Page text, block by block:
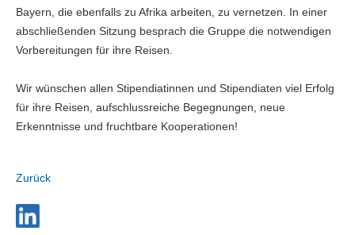
Bayern, die ebenfalls zu Afrika arbeiten, zu vernetzen. In einer
abschließenden Sitzung besprach die Gruppe die notwendigen
Vorbereitungen für ihre Reisen.
Wir wünschen allen Stipendiatinnen und Stipendiaten viel Erfolg
für ihre Reisen, aufschlussreiche Begegnungen, neue
Erkenntnisse und fruchtbare Kooperationen!
Zurück